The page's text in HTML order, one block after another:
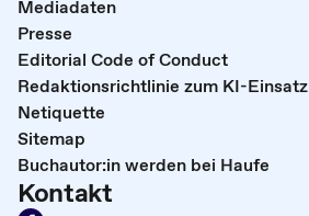
Mediadaten
Presse
Editorial Code of Conduct
Redaktionsrichtlinie zum KI-Einsatz
Netiquette
Sitemap
Buchautor:in werden bei Haufe
Kontakt